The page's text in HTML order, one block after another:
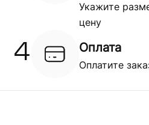
Укажите
цену
4 Оплата
Оплатите